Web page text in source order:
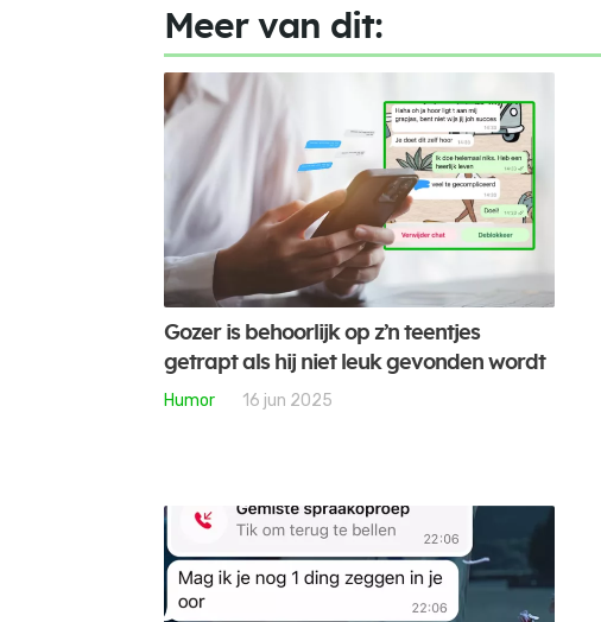
Meer van dit:
Gozer is behoorlijk op z’n teentjes
getrapt als hij niet leuk gevonden wordt
Humor 16 jun 2025